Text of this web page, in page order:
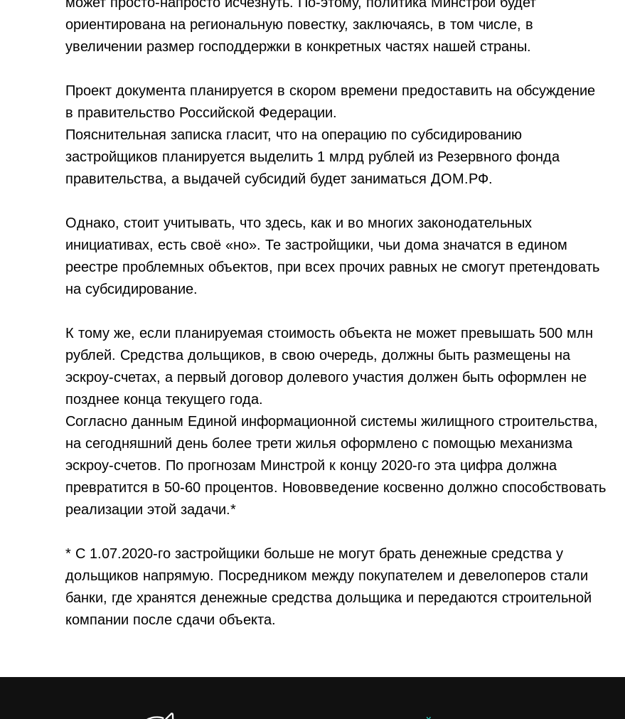
ориентирована на региональную повестку, заключаясь, в том числе, в
увеличении размер господдержки в конкретных частях нашей страны.
Проект документа планируется в скором времени предоставить на обсуждение
в правительство Российской Федерации.
Пояснительная записка гласит, что на операцию по субсидированию
застройщиков планируется выделить 1 млрд рублей из Резервного фонда
правительства, а выдачей субсидий будет заниматься ДОМ.РФ.
Однако, стоит учитывать, что здесь, как и во многих законодательных
инициативах, есть своё «но». Те застройщики, чьи дома значатся в едином
реестре проблемных объектов, при всех прочих равных не смогут претендовать
на субсидирование.
К тому же, если планируемая стоимость объекта не может превышать 500 млн
рублей. Средства дольщиков, в свою очередь, должны быть размещены на
эскроу-счетах, а первый договор долевого участия должен быть оформлен не
позднее конца текущего года.
Согласно данным Единой информационной системы жилищного строительства,
на сегодняшний день более трети жилья оформлено с помощью механизма
эскроу-счетов. По прогнозам Минстрой к концу 2020-го эта цифра должна
превратится в 50-60 процентов. Нововведение косвенно должно способствовать
реализации этой задачи.*
* С 1.07.2020-го застройщики больше не могут брать денежные средства у
дольщиков напрямую. Посредником между покупателем и девелоперов стали
банки, где хранятся денежные средства дольщика и передаются строительной
компании после сдачи объекта.